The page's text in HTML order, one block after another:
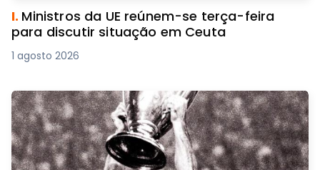
I. Ministros da UE reúnem-se terça-feira
para discutir situação em Ceuta
1 agosto 2026